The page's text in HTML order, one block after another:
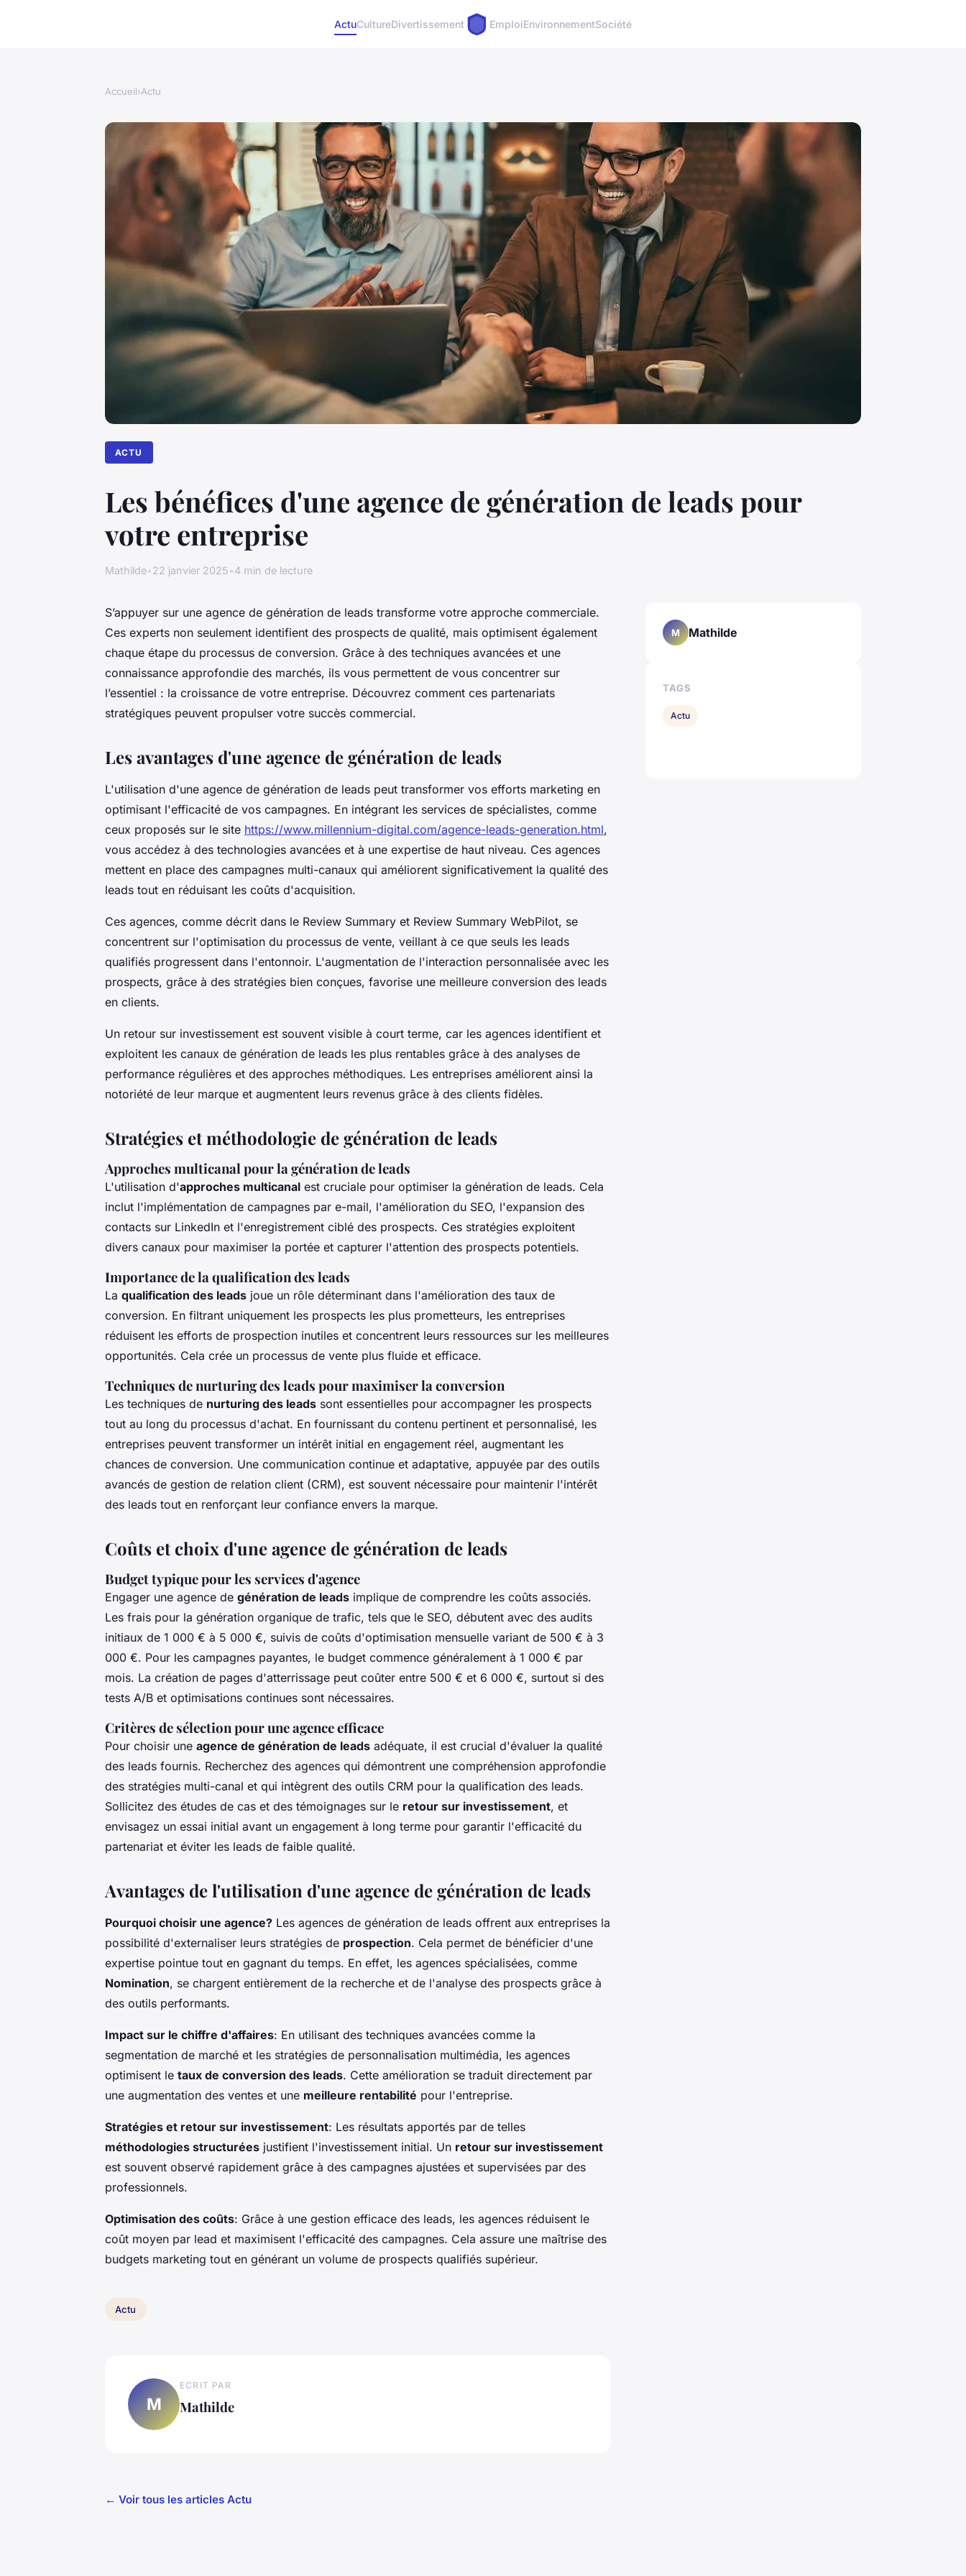
ActuCultureDivertissement EmploiEnvironnementSociété
Accueil›Actu
ACTU
Les bénéfices d'une agence de génération de leads pour
votre entreprise
Mathilde•22 janvier 2025•4 min de lecture
S’appuyer sur une agence de génération de leads transforme votre approche commerciale.
Ces experts non seulement identifient des prospects de qualité, mais optimisent également
chaque étape du processus de conversion. Grâce à des techniques avancées et une
connaissance approfondie des marchés, ils vous permettent de vous concentrer sur
l’essentiel : la croissance de votre entreprise. Découvrez comment ces partenariats
stratégiques peuvent propulser votre succès commercial.
Les avantages d'une agence de génération de leads
L'utilisation d'une agence de génération de leads peut transformer vos efforts marketing en
optimisant l'efficacité de vos campagnes. En intégrant les services de spécialistes, comme
ceux proposés sur le site https://www.millennium-digital.com/agence-leads-generation.html,
vous accédez à des technologies avancées et à une expertise de haut niveau. Ces agences
mettent en place des campagnes multi-canaux qui améliorent significativement la qualité des
leads tout en réduisant les coûts d'acquisition.
Ces agences, comme décrit dans le Review Summary et Review Summary WebPilot, se
concentrent sur l'optimisation du processus de vente, veillant à ce que seuls les leads
qualifiés progressent dans l'entonnoir. L'augmentation de l'interaction personnalisée avec les
prospects, grâce à des stratégies bien conçues, favorise une meilleure conversion des leads
en clients.
Un retour sur investissement est souvent visible à court terme, car les agences identifient et
exploitent les canaux de génération de leads les plus rentables grâce à des analyses de
performance régulières et des approches méthodiques. Les entreprises améliorent ainsi la
notoriété de leur marque et augmentent leurs revenus grâce à des clients fidèles.
Stratégies et méthodologie de génération de leads
Approches multicanal pour la génération de leads
L'utilisation d'approches multicanal est cruciale pour optimiser la génération de leads. Cela
inclut l'implémentation de campagnes par e-mail, l'amélioration du SEO, l'expansion des
contacts sur LinkedIn et l'enregistrement ciblé des prospects. Ces stratégies exploitent
divers canaux pour maximiser la portée et capturer l'attention des prospects potentiels.
Importance de la qualification des leads
La qualification des leads joue un rôle déterminant dans l'amélioration des taux de
conversion. En filtrant uniquement les prospects les plus prometteurs, les entreprises
réduisent les efforts de prospection inutiles et concentrent leurs ressources sur les meilleures
opportunités. Cela crée un processus de vente plus fluide et efficace.
Techniques de nurturing des leads pour maximiser la conversion
Les techniques de nurturing des leads sont essentielles pour accompagner les prospects
tout au long du processus d'achat. En fournissant du contenu pertinent et personnalisé, les
entreprises peuvent transformer un intérêt initial en engagement réel, augmentant les
chances de conversion. Une communication continue et adaptative, appuyée par des outils
avancés de gestion de relation client (CRM), est souvent nécessaire pour maintenir l'intérêt
des leads tout en renforçant leur confiance envers la marque.
Coûts et choix d'une agence de génération de leads
Budget typique pour les services d'agence
Engager une agence de génération de leads implique de comprendre les coûts associés.
Les frais pour la génération organique de trafic, tels que le SEO, débutent avec des audits
initiaux de 1 000 € à 5 000 €, suivis de coûts d'optimisation mensuelle variant de 500 € à 3
000 €. Pour les campagnes payantes, le budget commence généralement à 1 000 € par
mois. La création de pages d'atterrissage peut coûter entre 500 € et 6 000 €, surtout si des
tests A/B et optimisations continues sont nécessaires.
Critères de sélection pour une agence efficace
Pour choisir une agence de génération de leads adéquate, il est crucial d'évaluer la qualité
des leads fournis. Recherchez des agences qui démontrent une compréhension approfondie
des stratégies multi-canal et qui intègrent des outils CRM pour la qualification des leads.
Sollicitez des études de cas et des témoignages sur le retour sur investissement, et
envisagez un essai initial avant un engagement à long terme pour garantir l'efficacité du
partenariat et éviter les leads de faible qualité.
Avantages de l'utilisation d'une agence de génération de leads
Pourquoi choisir une agence? Les agences de génération de leads offrent aux entreprises la
possibilité d'externaliser leurs stratégies de prospection. Cela permet de bénéficier d'une
expertise pointue tout en gagnant du temps. En effet, les agences spécialisées, comme
Nomination, se chargent entièrement de la recherche et de l'analyse des prospects grâce à
des outils performants.
Impact sur le chiffre d'affaires: En utilisant des techniques avancées comme la
segmentation de marché et les stratégies de personnalisation multimédia, les agences
optimisent le taux de conversion des leads. Cette amélioration se traduit directement par
une augmentation des ventes et une meilleure rentabilité pour l'entreprise.
Stratégies et retour sur investissement: Les résultats apportés par de telles
méthodologies structurées justifient l'investissement initial. Un retour sur investissement
est souvent observé rapidement grâce à des campagnes ajustées et supervisées par des
professionnels.
Optimisation des coûts: Grâce à une gestion efficace des leads, les agences réduisent le
coût moyen par lead et maximisent l'efficacité des campagnes. Cela assure une maîtrise des
budgets marketing tout en générant un volume de prospects qualifiés supérieur.
Actu
M
ECRIT PAR
Mathilde
← Voir tous les articles Actu
M Mathilde
TAGS
Actu